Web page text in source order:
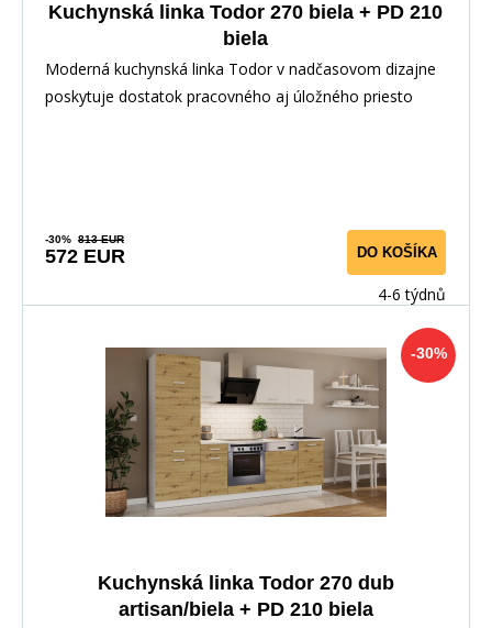
Kuchynská linka Todor 270 biela + PD 210
biela
Moderná kuchynská linka Todor v nadčasovom dizajne
poskytuje dostatok pracovného aj úložného priesto
-30% 813 EUR
572 EUR DO KOŠÍKA
4-6 týdnů
-30%
Kuchynská linka Todor 270 dub
artisan/biela + PD 210 biela